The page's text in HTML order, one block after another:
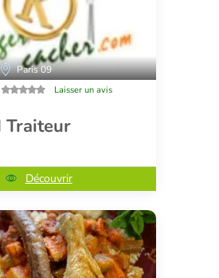
Paris 09
Laisser un avis
Traiteur
Découvrir